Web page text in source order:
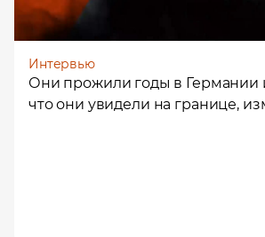
Интервью
Они прожили годы в Германии
что они увидели на границе,
в трудоустройстве
заявку и мы подберем вам доступные
Ваше имя